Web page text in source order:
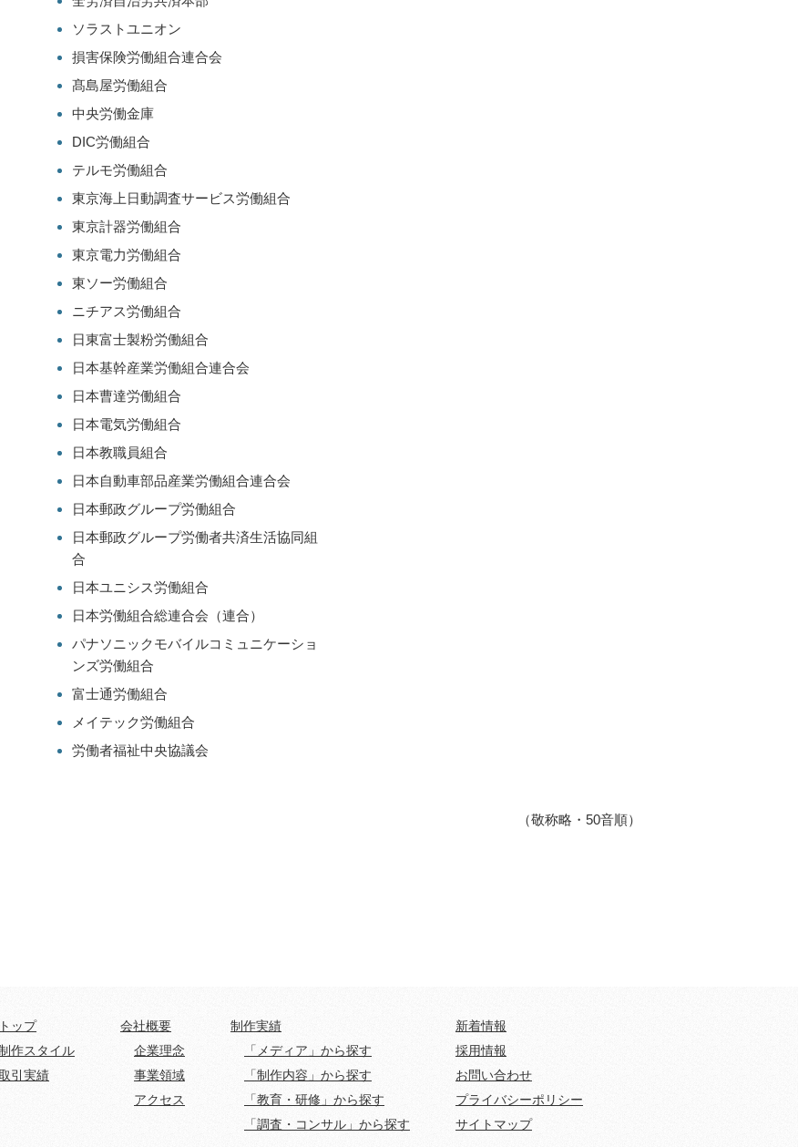
ソラストユニオン
損害保険労働組合連合会
髙島屋労働組合
中央労働金庫
DIC労働組合
テルモ労働組合
東京海上日動調査サービス労働組合
東京計器労働組合
東京電力労働組合
東ソー労働組合
ニチアス労働組合
日東富士製粉労働組合
日本基幹産業労働組合連合会
日本曹達労働組合
日本電気労働組合
日本教職員組合
日本自動車部品産業労働組合連合会
日本郵政グループ労働組合
日本郵政グループ労働者共済生活協同組
合
日本ユニシス労働組合
日本労働組合総連合会（連合）
パナソニックモバイルコミュニケーショ
ンズ労働組合
富士通労働組合
メイテック労働組合
労働者福祉中央協議会
（敬称略・50音順）
トップ
作スタイル
引実績
会社概要
企業理念
事業領域
アクセス
制作実績
「メディア」から探す
「制作内容」から探す
「教育・研修」から探す
「調査・コンサル」から探す
新着情報
採用情報
お問い合わせ
プライバシーポリシー
サイトマップ